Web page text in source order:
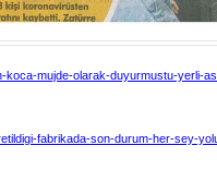
koca-mujde-olarak-duyurmustu-yerli-
fabrikada-son-durum-her-sey-